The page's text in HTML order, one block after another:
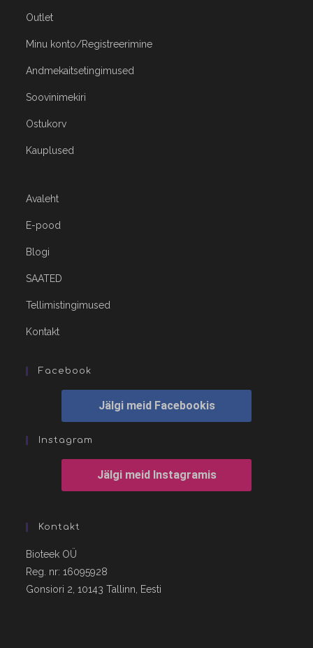
Outlet
Minu konto/Registreerimine
Andmekaitsetingimused
Soovinimekiri
Ostukorv
Kauplused
Avaleht
E-pood
Blogi
SAATED
Tellimistingimused
Kontakt
Facebook
Jälgi meid Facebookis
Instagram
Jälgi meid Instagramis
Kontakt
Bioteek OÜ
Reg. nr: 16095928
Gonsiori 2, 10143 Tallinn, Eesti